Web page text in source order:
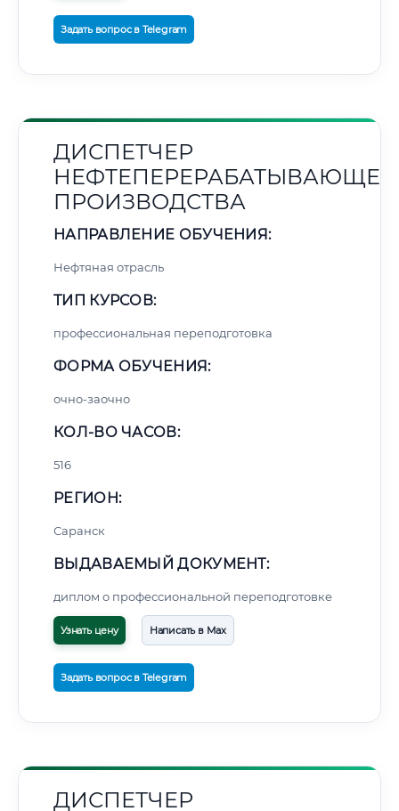
Задать вопрос в Telegram
ДИСПЕТЧЕР
ПРОИЗВОДСТВА
НАПРАВЛЕНИЕ ОБУЧЕНИЯ:
Нефтяная отрасль
ТИП КУРСОВ:
профессиональная переподготовка
ФОРМА ОБУЧЕНИЯ:
очно-заочно
КОЛ-ВО ЧАСОВ:
516
РЕГИОН:
Саранск
ВЫДАВАЕМЫЙ ДОКУМЕНТ:
диплом о профессиональной переподготовке
Узнать цену Написать в Max
Задать вопрос в Telegram
ДИСПЕТЧЕР